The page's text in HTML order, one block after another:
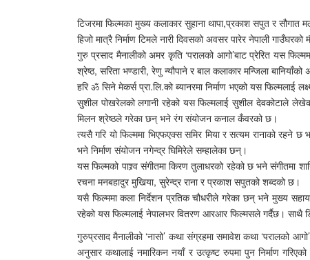
टिजरमा फिल्मका मुख्य कलाकार सुहाना थापा,प्रकाश सपुत र सौगात
हिजो मात्रै निर्माण टिमले नारी दिवसको अवसर पारेर नेपाली
गुरु प्रसाद मैनालीको अमर कृति ‘परालको आगो’बाट प्रेरित यस
श्रेष्ठ, सरिता भण्डारी, रेणु न्यौपाने र बाल कलाकार मन्जिला
हरि ॐ सिने मेकर्स प्रा.लि.को ब्यानरमा निर्माण भएको यस फिल्मलाई
सुशील पोखरेलको लगानी रहेको यस फिल्मलाई सुशील देवकोटाले
मिलन श्रेष्ठले गरेका छन् भने रंग संयोजन कनाल कँवरको छ।
त्यसै गरि यो फिल्ममा भिएफएक्स समिर मिया र सत्यम रानाको
भने निर्माण संयोजन नगेन्द्र घिमिरेले सम्हालेका छन्।
यस फिल्मको पाश्र्व संगीतमा किरण तुलाधरको रहेको छ भने संगीतमा
रचना मनबहादुर मुखिया, सुरेन्द्र राना र प्रकाश सपुतको शब्दको छ।
यसै फिल्ममा कला निर्देशन प्रतिक चौधरीले गरेका छन् भने मुख्य
रहेको यस फिल्मलाई नेपालभर वितरण आरआर फिल्मसले गर्दैछ।
गुरुप्रसाद मैनालीको ‘नासो’ कथा संग्रहमा समावेश कथा ‘परालको
अनुसार कथालाई नमारिकन नयाँ र उत्कृष्ट रुपमा पुन निर्माण